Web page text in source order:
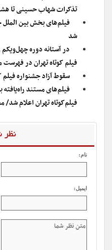
تذکرات شهاب حسینی تا
فیلم‌های بخش بین الملل
شد
در آستانه دوره
فیلم کوتاه تهران در فهرست
سقوط آزاد جشنواره فیلم
فیلم‌های مستند
فیلم‌کوتاه تهران اعلام
نظر
نام:
ایمیل: